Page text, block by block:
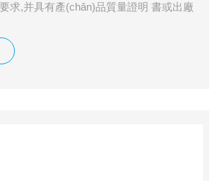
求,并具有產(chǎn)品質量證明 書或出廠
、產(chǎn)品規(guī)格、等級、性能數(shù)